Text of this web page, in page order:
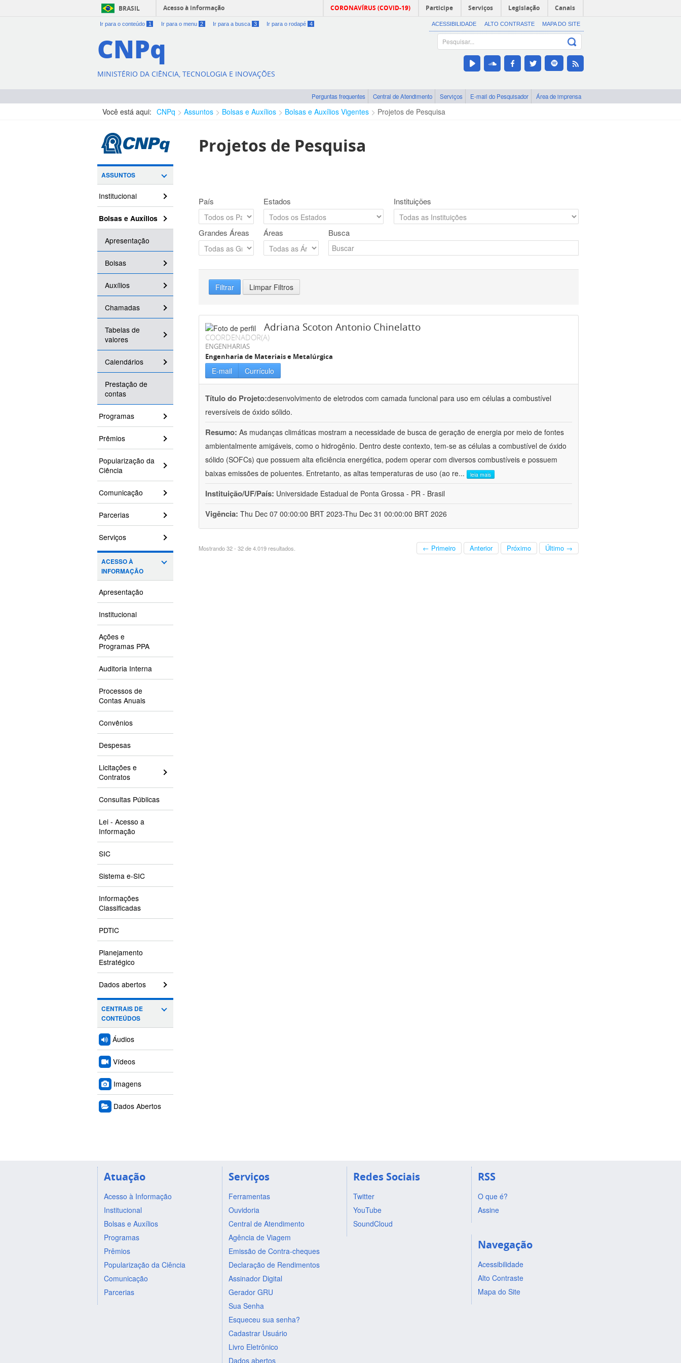
BRASIL Acesso à informação CORONAVÍRUS (COVID-19) Participe Serviços Legislação Canais
Ir para o conteúdo 1 Ir para o menu 2 Ir para a busca 3 Ir para o rodapé 4 ACESSIBILIDADE ALTO CONTRASTE MAPA DO SITE
CNPq
MINISTÉRIO DA CIÊNCIA, TECNOLOGIA E INOVAÇÕES
Perguntas frequentes Central de Atendimento Serviços E-mail do Pesquisador Área de imprensa
Você está aqui: CNPq Assuntos Bolsas e Auxílios Bolsas e Auxílios Vigentes Projetos de Pesquisa
ASSUNTOS
Institucional
Bolsas e Auxílios
Apresentação
Bolsas
Auxílios
Chamadas
Tabelas de
valores
Calendários
Prestação de
contas
Programas
Prêmios
Popularização da
Ciência
Comunicação
Parcerias
Serviços
ACESSO À
INFORMAÇÃO
Apresentação
Institucional
Ações e
Programas PPA
Auditoria Interna
Processos de
Contas Anuais
Convênios
Despesas
Licitações e
Contratos
Consultas Públicas
Lei - Acesso a
Informação
SIC
Sistema e-SIC
Informações
Classificadas
PDTIC
Planejamento
Estratégico
Dados abertos
CENTRAIS DE
CONTEÚDOS
Áudios
Vídeos
Imagens
Dados Abertos
Projetos de Pesquisa
País Estados Instituições
Grandes Áreas Áreas Busca
Filtrar Limpar Filtros
Adriana Scoton Antonio Chinelatto
COORDENADOR(A)
ENGENHARIAS
Engenharia de Materiais e Metalúrgica
E-mail Currículo
Título do Projeto:desenvolvimento de eletrodos com camada funcional para uso em células a combustível
reversíveis de óxido sólido.
Resumo: As mudanças climáticas mostram a necessidade de busca de geração de energia por meio de fontes
ambientalmente amigáveis, como o hidrogênio. Dentro deste contexto, tem-se as células a combustível de óxido
sólido (SOFCs) que possuem alta eficiência energética, podem operar com diversos combustíveis e possuem
baixas emissões de poluentes. Entretanto, as altas temperaturas de uso (ao re... leia mais
Instituição/UF/País: Universidade Estadual de Ponta Grossa - PR - Brasil
Vigência: Thu Dec 07 00:00:00 BRT 2023-Thu Dec 31 00:00:00 BRT 2026
Mostrando 32 - 32 de 4.019 resultados. ← Primeiro Anterior Próximo Último →
Atuação
Acesso à Informação
Institucional
Bolsas e Auxílios
Programas
Prêmios
Popularização da Ciência
Comunicação
Parcerias
Serviços
Ferramentas
Ouvidoria
Central de Atendimento
Agência de Viagem
Emissão de Contra-cheques
Declaração de Rendimentos
Assinador Digital
Gerador GRU
Sua Senha
Esqueceu sua senha?
Cadastrar Usuário
Livro Eletrônico
Dados abertos
Redes Sociais
Twitter
YouTube
SoundCloud
RSS
O que é?
Assine
Navegação
Acessibilidade
Alto Contraste
Mapa do Site